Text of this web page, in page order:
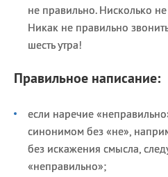
не правильно. Нисколько
Никак не правильно
шесть утра!
Правильное написание:
если наречие
синонимом без «не»,
без искажения смысла,
«неправильно»;